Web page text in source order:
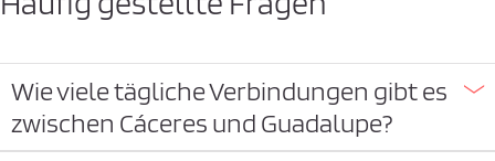
Wie viele tägliche Verbindungen gibt es
zwischen Cáceres und Guadalupe?